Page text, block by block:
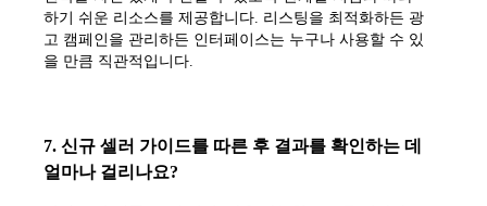
하기 쉬운 리소스를 제공합니다. 리스팅을 최적화하든 광
고 캠페인을 관리하든 인터페이스는 누구나 사용할 수 있
을 만큼 직관적입니다.
7. 신규 셀러 가이드를 따른 후 결과를 확인하는 데
얼마나 걸리나요?